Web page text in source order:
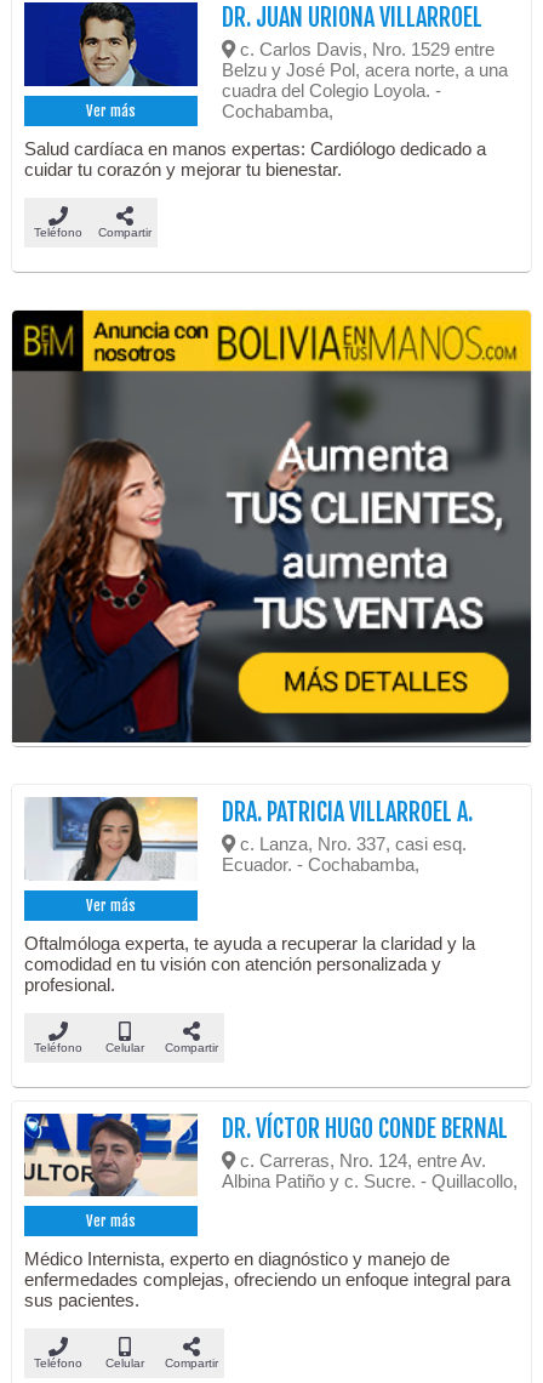
Ver más
DR. JUAN URIONA VILLARROEL
c. Carlos Davis, Nro. 1529 entre
Belzu y José Pol, acera norte, a una
cuadra del Colegio Loyola. -
Cochabamba,
Salud cardíaca en manos expertas: Cardiólogo dedicado a
cuidar tu corazón y mejorar tu bienestar.
Teléfono Compartir
Ver más
DRA. PATRICIA VILLARROEL A.
c. Lanza, Nro. 337, casi esq.
Ecuador. - Cochabamba,
Oftalmóloga experta, te ayuda a recuperar la claridad y la
comodidad en tu visión con atención personalizada y
profesional.
Teléfono Celular Compartir
Ver más
DR. VÍCTOR HUGO CONDE BERNAL
c. Carreras, Nro. 124, entre Av.
Albina Patiño y c. Sucre. - Quillacollo,
Médico Internista, experto en diagnóstico y manejo de
enfermedades complejas, ofreciendo un enfoque integral para
sus pacientes.
Teléfono Celular Compartir